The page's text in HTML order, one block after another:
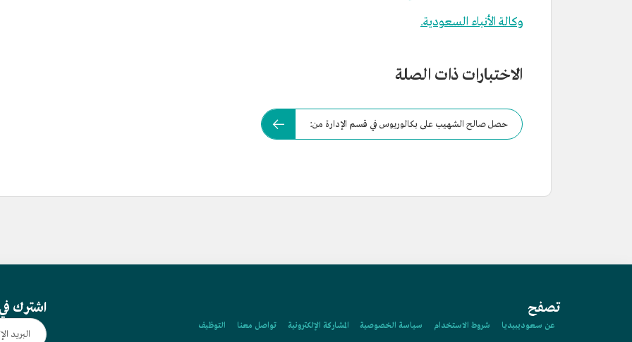
وكالة الأنباء السعودية.
الاختبارات ذات الصلة
حصل صالح الشهيب على بكالوريوس في قسم الإدارة من:
تصفح
عن سعوديبيديا شروط الاستخدام سياسة الخصوصية المشاركة الإلكترونية تواصل معنا التوظيف
اشترك